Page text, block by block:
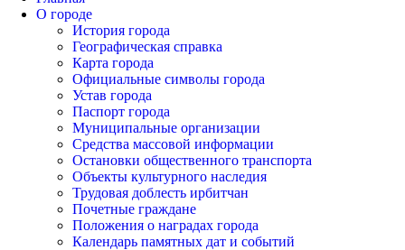
О городе
История города
Географическая справка
Карта города
Официальные символы города
Устав города
Паспорт города
Муниципальные организации
Средства массовой информации
Остановки общественного транспорта
Объекты культурного наследия
Трудовая доблесть ирбитчан
Почетные граждане
Положения о наградах города
Календарь памятных дат и событий